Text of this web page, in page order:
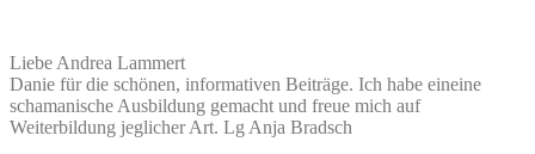
Liebe Andrea Lammert
Danie für die schönen, informativen Beiträge. Ich habe eineine
schamanische Ausbildung gemacht und freue mich auf
Weiterbildung jeglicher Art. Lg Anja Bradsch